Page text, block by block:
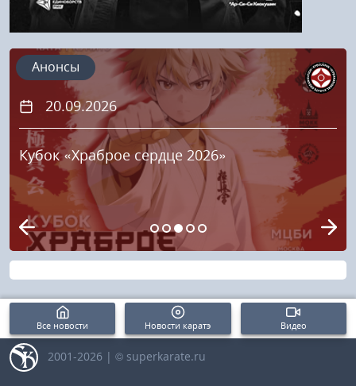
20.09.2026
Кубок «Храброе сердце 2026»
Анонсы
Все новости Новости каратэ Видео
2001-2026 | © superkarate.ru